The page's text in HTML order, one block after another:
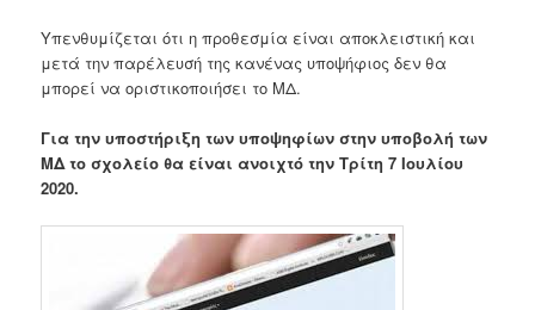
Υπενθυμίζεται ότι η προθεσμία είναι αποκλειστική και
μετά την παρέλευσή της κανένας υποψήφιος δεν θα
μπορεί να οριστικοποιήσει το ΜΔ.
Για την υποστήριξη των υποψηφίων στην υποβολή των
ΜΔ το σχολείο θα είναι ανοιχτό την Τρίτη 7 Ιουλίου
2020.